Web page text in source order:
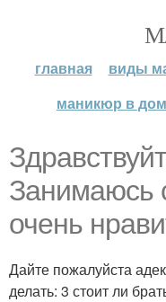
главная виды
маникюр в
Занимаюсь
очень
Дайте пожалуйста
делать: 3 стоит ли